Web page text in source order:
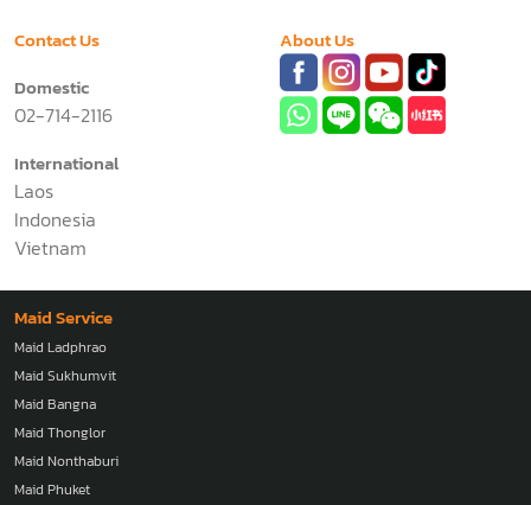
Contact Us
Domestic
02-714-2116
International
Laos
Indonesia
Vietnam
About Us
Maid Service
Maid Ladphrao
Maid Sukhumvit
Maid Bangna
Maid Thonglor
Maid Nonthaburi
Maid Phuket